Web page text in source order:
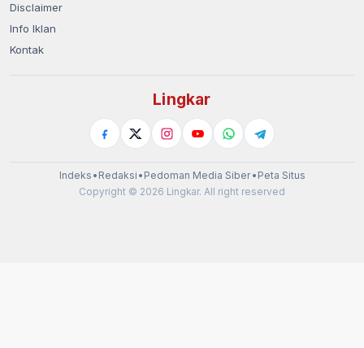
Disclaimer
Info Iklan
Kontak
Lingkar
Indeks • Redaksi • Pedoman Media Siber• Peta Situs
Copyright © 2026 Lingkar. All right reserved